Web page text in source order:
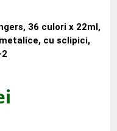
36 culori x 22ml,
cu sclipici,